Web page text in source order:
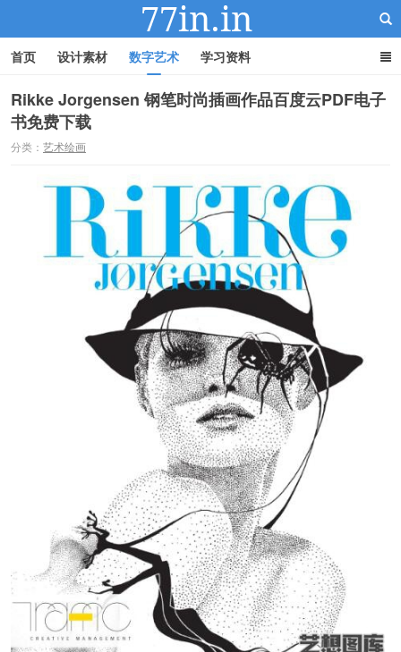
首页 设计素材 数字艺术 学习资料
Rikke Jorgensen 钢笔时尚插画作品百度云PDF电子
书免费下载
分类： 艺术绘画